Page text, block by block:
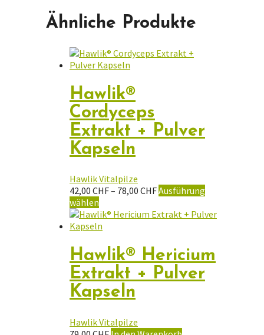
Ähnliche Produkte
Hawlik®
Cordyceps
Extrakt + Pulver
Kapseln
Hawlik Vitalpilze
42,00 CHF– 78,00 CHFPreisspanne:
bis
Ausführung
wählen
Produkt
weist
Varianten
auf.
Die
Optionen
können
der
Produktseite
Hawlik® Hericium
Extrakt + Pulver
Kapseln
Hawlik Vitalpilze